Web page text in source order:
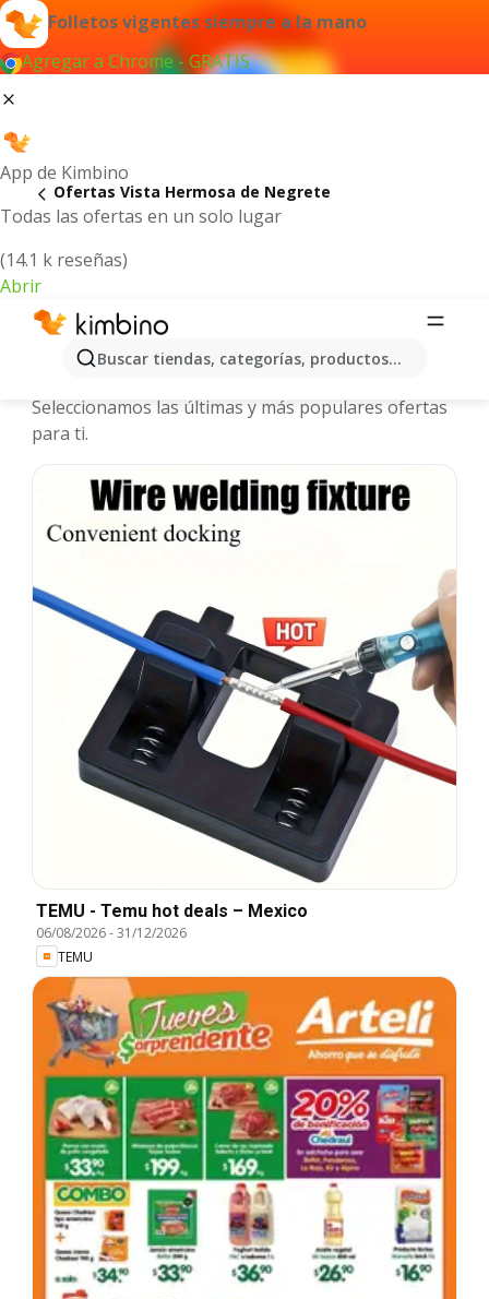
Folletos vigentes siempre a la mano
Agregar a Chrome - GRATIS
App de Kimbino
Todas las ofertas en un solo lugar
(14.1 k reseñas)
Abrir
Buscar tiendas, categorías, productos...
Ofertas Vista Hermosa de Negrete
Vista Hermosa de Negrete - Folletos
Seleccionamos las últimas y más populares ofertas
para ti.
TEMU - Temu hot deals – Mexico
06/08/2026-31/12/2026
TEMU